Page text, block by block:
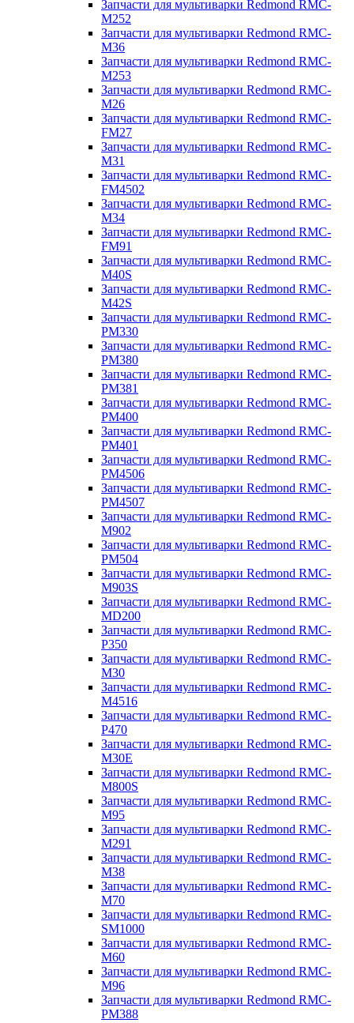
Запчасти для мультиварки Redmond RMC-
M252
Запчасти для мультиварки Redmond RMC-
M36
Запчасти для мультиварки Redmond RMC-
M253
Запчасти для мультиварки Redmond RMC-
M26
Запчасти для мультиварки Redmond RMC-
FM27
Запчасти для мультиварки Redmond RMC-
M31
Запчасти для мультиварки Redmond RMC-
FM4502
Запчасти для мультиварки Redmond RMC-
M34
Запчасти для мультиварки Redmond RMC-
FM91
Запчасти для мультиварки Redmond RMC-
M40S
Запчасти для мультиварки Redmond RMC-
M42S
Запчасти для мультиварки Redmond RMC-
PM330
Запчасти для мультиварки Redmond RMC-
PM380
Запчасти для мультиварки Redmond RMC-
PM381
Запчасти для мультиварки Redmond RMC-
PM400
Запчасти для мультиварки Redmond RMC-
PM401
Запчасти для мультиварки Redmond RMC-
PM4506
Запчасти для мультиварки Redmond RMC-
PM4507
Запчасти для мультиварки Redmond RMC-
M902
Запчасти для мультиварки Redmond RMC-
PM504
Запчасти для мультиварки Redmond RMC-
M903S
Запчасти для мультиварки Redmond RMC-
MD200
Запчасти для мультиварки Redmond RMC-
P350
Запчасти для мультиварки Redmond RMC-
M30
Запчасти для мультиварки Redmond RMC-
M4516
Запчасти для мультиварки Redmond RMC-
P470
Запчасти для мультиварки Redmond RMC-
M30E
Запчасти для мультиварки Redmond RMC-
M800S
Запчасти для мультиварки Redmond RMC-
M95
Запчасти для мультиварки Redmond RMC-
M291
Запчасти для мультиварки Redmond RMC-
M38
Запчасти для мультиварки Redmond RMC-
M70
Запчасти для мультиварки Redmond RMC-
SM1000
Запчасти для мультиварки Redmond RMC-
M60
Запчасти для мультиварки Redmond RMC-
M96
Запчасти для мультиварки Redmond RMC-
PM388